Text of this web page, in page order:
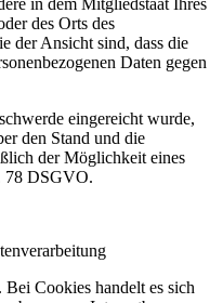
des Orts des
der Ansicht sind, dass die
Daten gegen
eingereicht wurde,
den Stand und die
der Möglichkeit eines
78 DSGVO.
Cookies handelt es sich